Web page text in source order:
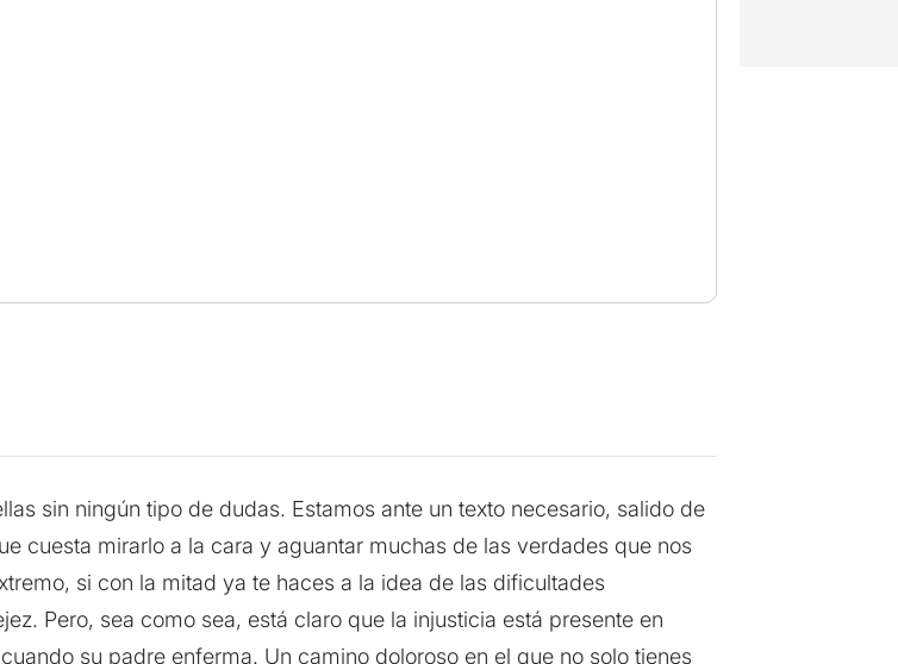
sin ningún tipo de dudas. Estamos ante un texto necesario, salido de
cuesta mirarlo a la cara y aguantar muchas de las verdades que nos
si con la mitad ya te haces a la idea de las dificultades
Pero, sea como sea, está claro que la injusticia está presente en
su padre enferma. Un camino doloroso en el que no solo tienes